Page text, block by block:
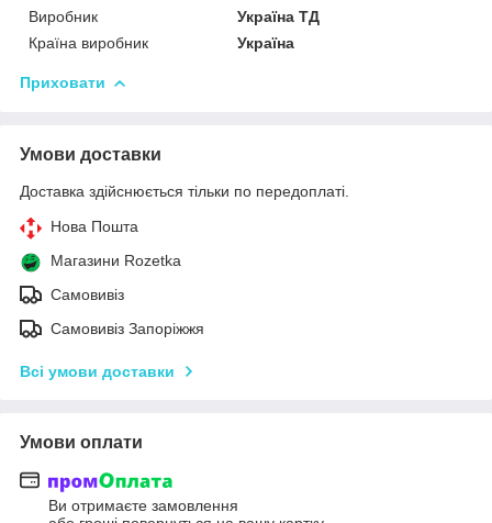
Виробник
Україна ТД
Країна виробник
Україна
Приховати
Умови доставки
Доставка здійснюється тільки по передоплаті.
Нова Пошта
Магазини Rozetka
Самовивіз
Самовивіз Запоріжжя
Всі умови доставки
Умови оплати
Ви отримаєте замовлення